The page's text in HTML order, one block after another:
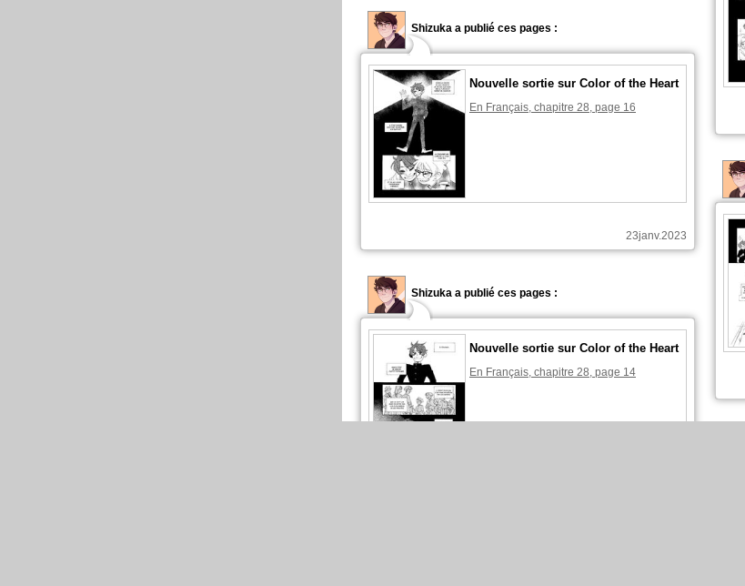
Shizuka a publié ces pages :
Nouvelle sortie sur Color of the Heart
En Français, chapitre 28, page 16
23janv.2023
Shizuka a publié ces pages :
Nouvelle sortie sur Color of the Heart
En Français, chapitre 28, page 14